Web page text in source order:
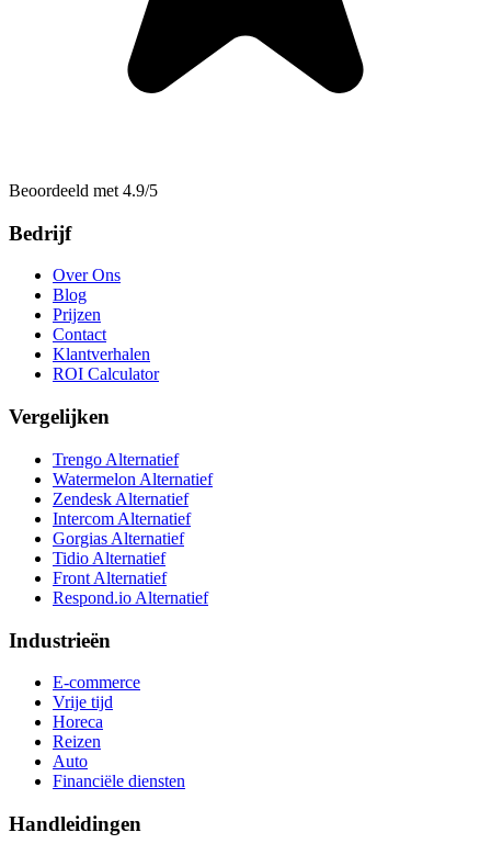
Beoordeeld met 4.9/5
Bedrijf
Over Ons
Blog
Prijzen
Contact
Klantverhalen
ROI Calculator
Vergelijken
Trengo Alternatief
Watermelon Alternatief
Zendesk Alternatief
Intercom Alternatief
Gorgias Alternatief
Tidio Alternatief
Front Alternatief
Respond.io Alternatief
Industrieën
E-commerce
Vrije tijd
Horeca
Reizen
Auto
Financiële diensten
Handleidingen